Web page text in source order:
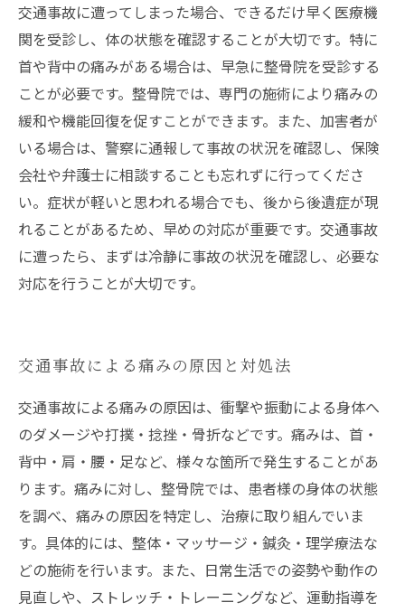
交通事故に遭ってしまった場合、できるだけ早く医療機
関を受診し、体の状態を確認することが大切です。特に
首や背中の痛みがある場合は、早急に整骨院を受診する
ことが必要です。整骨院では、専門の施術により痛みの
緩和や機能回復を促すことができます。また、加害者が
いる場合は、警察に通報して事故の状況を確認し、保険
会社や弁護士に相談することも忘れずに行ってくださ
い。症状が軽いと思われる場合でも、後から後遺症が現
れることがあるため、早めの対応が重要です。交通事故
に遭ったら、まずは冷静に事故の状況を確認し、必要な
対応を行うことが大切です。
交通事故による痛みの原因と対処法
交通事故による痛みの原因は、衝撃や振動による身体へ
のダメージや打撲・捻挫・骨折などです。痛みは、首・
背中・肩・腰・足など、様々な箇所で発生することがあ
ります。痛みに対し、整骨院では、患者様の身体の状態
を調べ、痛みの原因を特定し、治療に取り組んでいま
す。具体的には、整体・マッサージ・鍼灸・理学療法な
どの施術を行います。また、日常生活での姿勢や動作の
見直しや、ストレッチ・トレーニングなど、運動指導を